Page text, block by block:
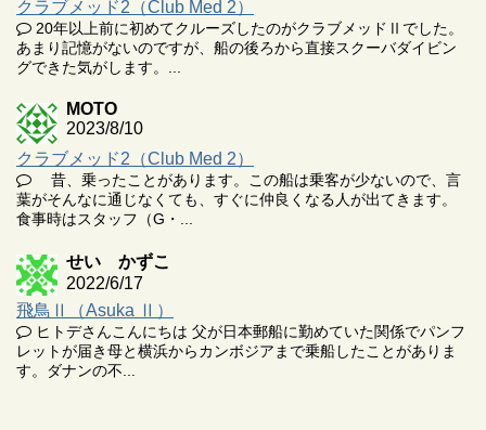
クラブメッド2（Club Med 2）
20年以上前に初めてクルーズしたのがクラブメッドⅡでした。
あまり記憶がないのですが、船の後ろから直接スクーバダイビン
グできた気がします。...
MOTO
2023/8/10
クラブメッド2（Club Med 2）
昔、乗ったことがあります。この船は乗客が少ないので、言
葉がそんなに通じなくても、すぐに仲良くなる人が出てきます。
食事時はスタッフ（G・...
せい かずこ
2022/6/17
飛鳥Ⅱ（Asuka Ⅱ）
ヒトデさんこんにちは 父が日本郵船に勤めていた関係でパンフ
レットが届き母と横浜からカンボジアまで乗船したことがありま
す。ダナンの不...